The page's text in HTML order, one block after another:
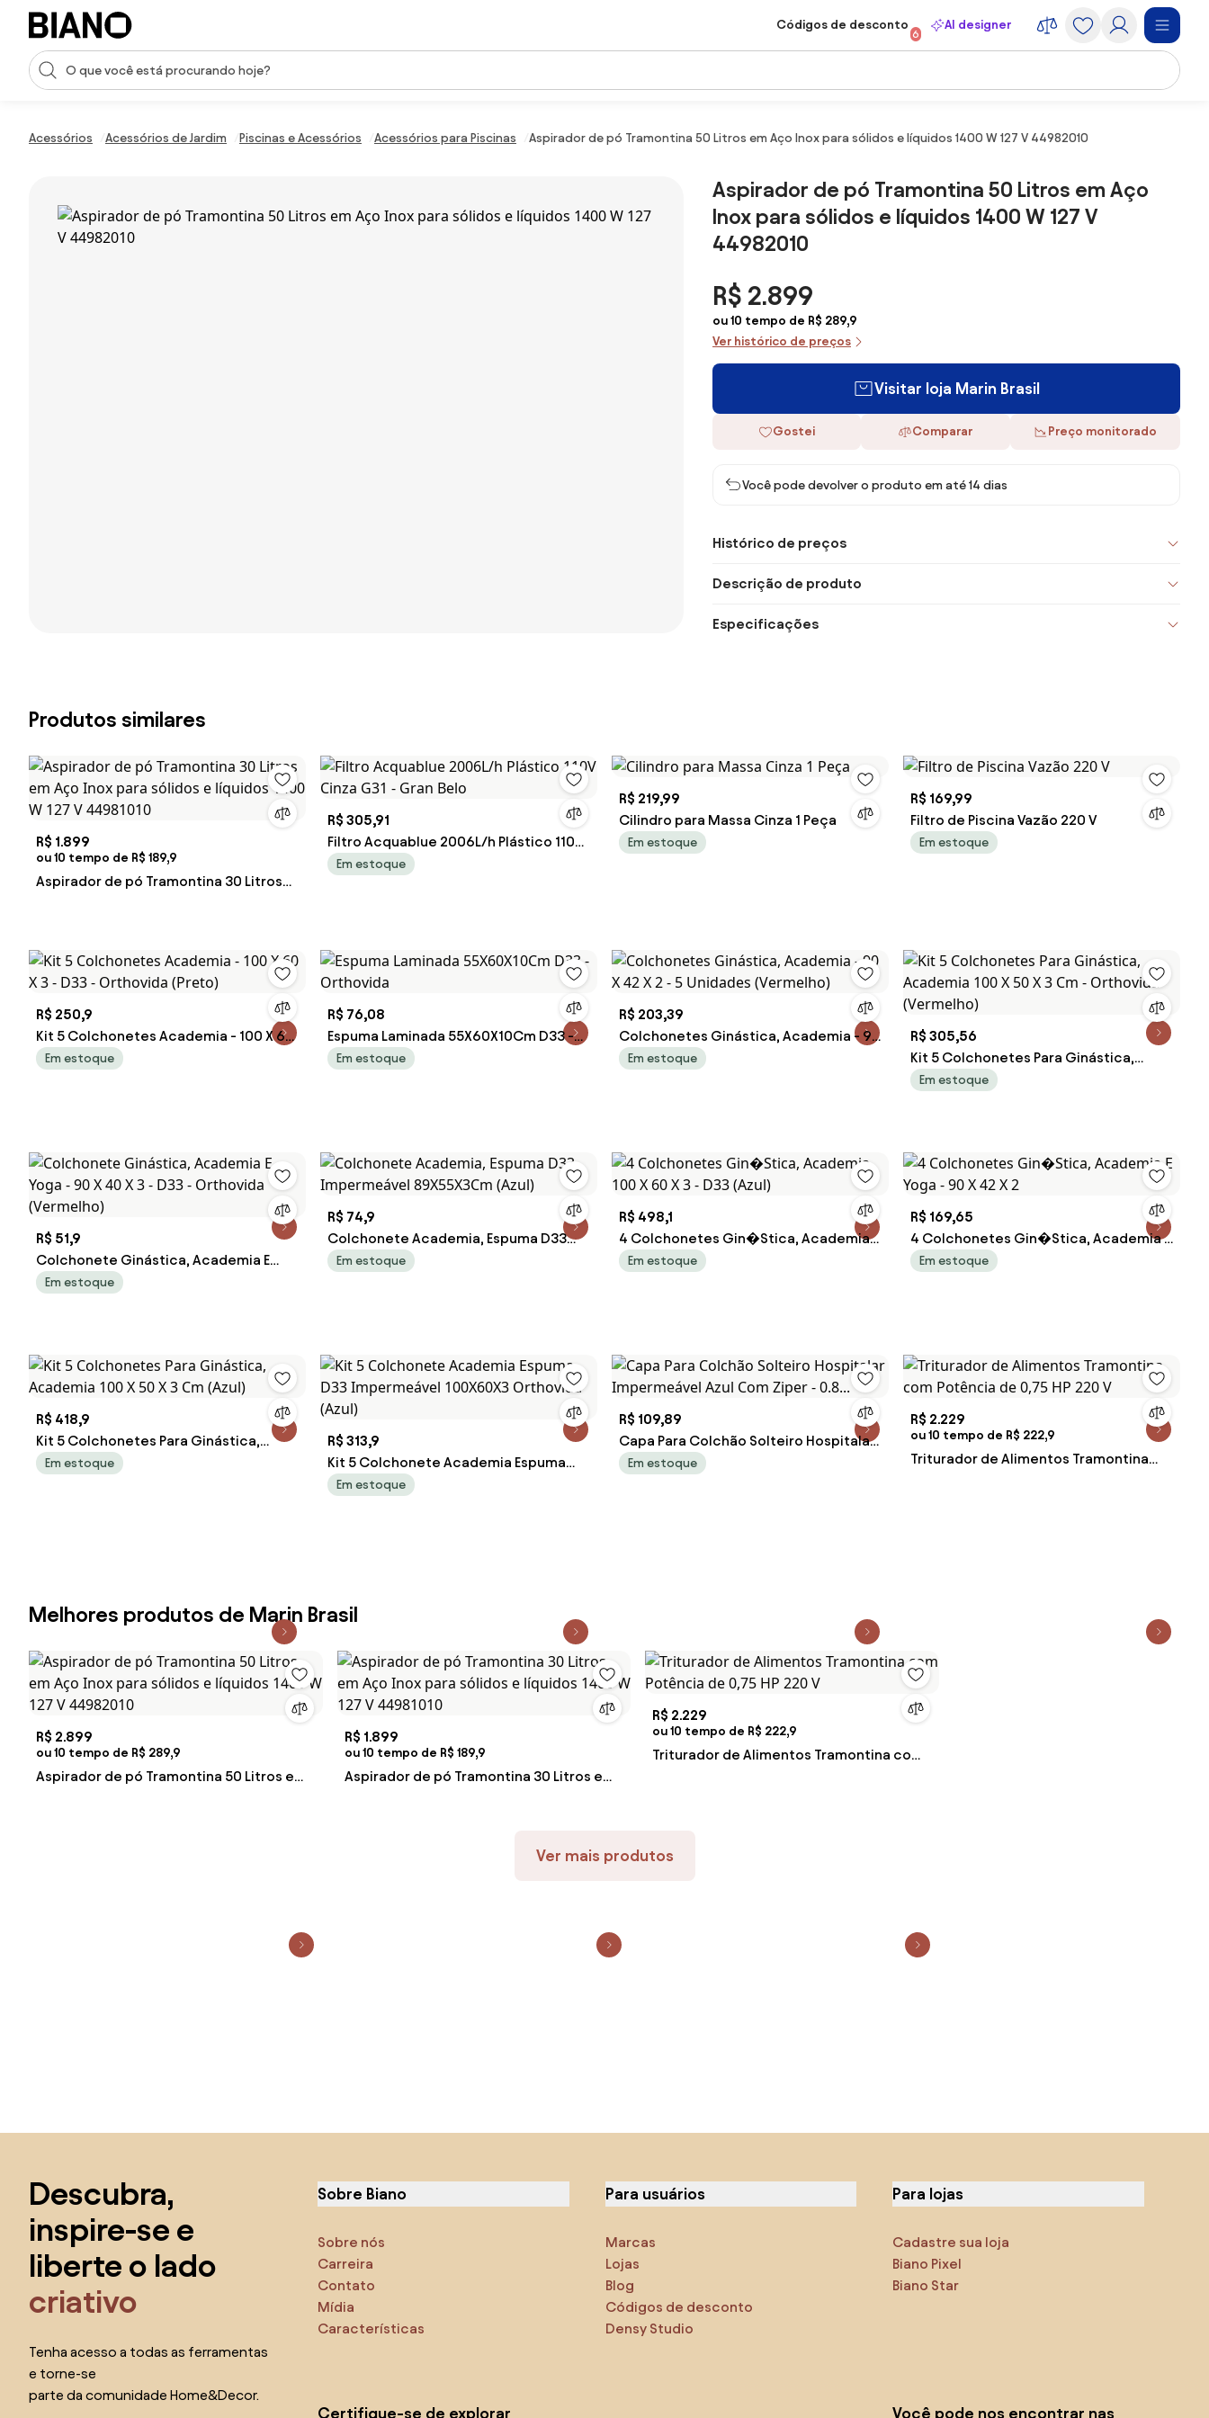
Saltar para o conteúdo
Entrada de pesquisa
Códigos de desconto
6
AI designer
Acessórios Acessórios de Jardim Piscinas e Acessórios Acessórios para Piscinas Aspirador de pó Tramontina 50 Litros em Aço Inox para sólidos e líquidos 1400 W 127 V 44982010
Aspirador de pó Tramontina 50 Litros em Aço
Inox para sólidos e líquidos 1400 W 127 V
44982010
R$ 2.899
ou 10 tempo de R$ 289,9
Ver histórico de preços
Visitar loja Marin Brasil
Gostei Comparar Preço monitorado
Você pode devolver o produto em até 14 dias
Histórico de preços
Descrição de produto
Especificações
Produtos similares
R$ 1.899
ou 10 tempo de R$ 189,9
Aspirador de pó Tramontina 30 Litros
R$ 305,91
Filtro Acquablue 2006L/h Plástico 110V
Cinza G31 - Gran Belo
Em estoque
R$ 219,99
Cilindro para Massa Cinza 1 Peça
Em estoque
R$ 169,99
Filtro de Piscina Vazão 220 V
Em estoque
R$ 250,9
Kit 5 Colchonetes Academia - 100 X 60
X 3 - D33 - Orthovida (Preto)
Em estoque
R$ 76,08
Espuma Laminada 55X60X10Cm D33 -
Orthovida
Em estoque
R$ 203,39
Colchonetes Ginástica, Academia - 90
X 42 X 2 - 5 Unidades (Vermelho)
Em estoque
R$ 305,56
Kit 5 Colchonetes Para Ginástica,
Academia 100 X 50 X 3 Cm - Orthovida
Em estoque
R$ 51,9
Colchonete Ginástica, Academia E
Yoga - 90 X 40 X 3 - D33 - Orthovida
Em estoque
R$ 74,9
Colchonete Academia, Espuma D33
Impermeável 89X55X3Cm (Azul)
Em estoque
R$ 498,1
4 Colchonetes Gin�Stica, Academia
100 X 60 X 3 - D33 (Azul)
Em estoque
R$ 169,65
4 Colchonetes Gin�Stica, Academia E
Yoga - 90 X 42 X 2
Em estoque
R$ 418,9
Kit 5 Colchonetes Para Ginástica,
Academia 100 X 50 X 3 Cm (Azul)
Em estoque
R$ 313,9
Kit 5 Colchonete Academia Espuma
D33 Impermeável 100X60X3 Orthovida
Em estoque
R$ 109,89
Capa Para Colchão Solteiro Hospitalar
Impermeável Azul Com Ziper - 0.8...
Em estoque
R$ 2.229
ou 10 tempo de R$ 222,9
Triturador de Alimentos Tramontina
Melhores produtos de Marin Brasil
R$ 2.899
ou 10 tempo de R$ 289,9
Aspirador de pó Tramontina 50 Litros em
R$ 1.899
ou 10 tempo de R$ 189,9
Aspirador de pó Tramontina 30 Litros em
R$ 2.229
ou 10 tempo de R$ 222,9
Triturador de Alimentos Tramontina com
Ver mais produtos
Descubra,
inspire-se e
liberte o lado
criativo
Tenha acesso a todas as ferramentas
e torne-se
parte da comunidade Home&Decor.
Sobre Biano
Sobre nós
Carreira
Contato
Mídia
Características
Para usuários
Marcas
Lojas
Blog
Códigos de desconto
Densy Studio
Para lojas
Cadastre sua loja
Biano Pixel
Biano Star
Certifique-se de explorar Você pode nos encontrar nas